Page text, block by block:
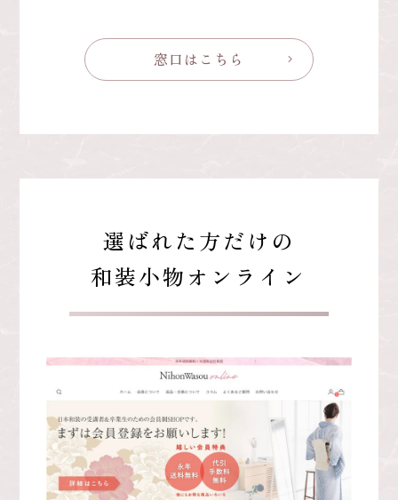
窓口はこちら chevron_right
選ばれた方だけの
和装小物オンライン